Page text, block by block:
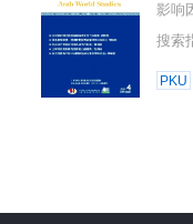
影响
搜索
PKU